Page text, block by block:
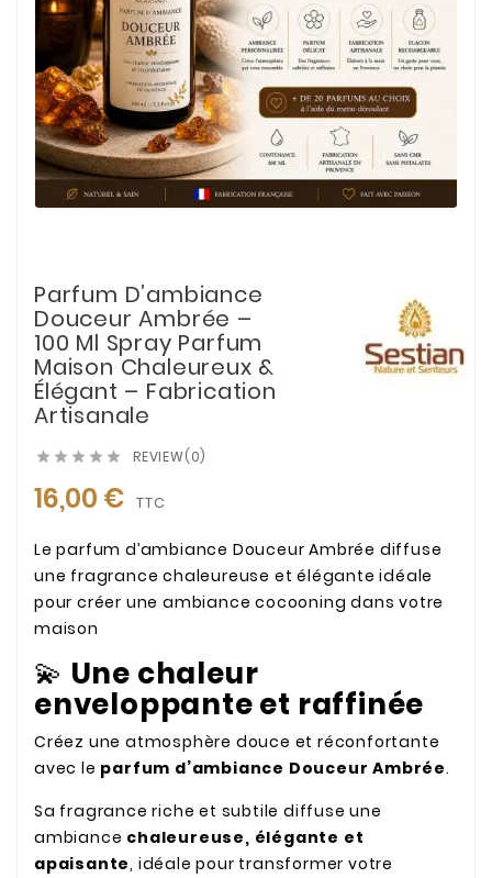
Parfum D’ambiance
Douceur Ambrée –
100 Ml Spray Parfum
Maison Chaleureux &
Élégant – Fabrication
Artisanale
     REVIEW(0)
16,00 € TTC
Le parfum d’ambiance Douceur Ambrée diffuse
une fragrance chaleureuse et élégante idéale
pour créer une ambiance cocooning dans votre
maison
💫 Une chaleur
enveloppante et raffinée
Créez une atmosphère douce et réconfortante
avec le parfum d’ambiance Douceur Ambrée.
Sa fragrance riche et subtile diffuse une
ambiance chaleureuse, élégante et
apaisante, idéale pour transformer votre